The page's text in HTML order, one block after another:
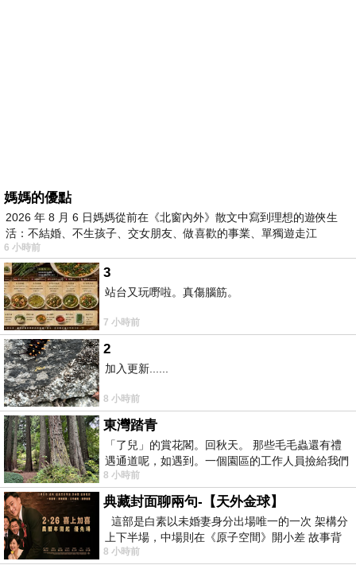
媽媽的優點
2026 年 8 月 6 日媽媽從前在《北窗內外》散文中寫到理想的遊俠生
活：不結婚、不生孩子、交女朋友、做喜歡的事業、單獨遊走江
湖⋯⋯，
6 小時前
3
站台又玩嘢啦。真傷腦筋。
7 小時前
2
加入更新......
8 小時前
東灣踏青
「了兒」的賞花閣。回秋天。 那些毛毛蟲還有禮
遇通道呢，如遇到。一個園區的工作人員撿給我們
細賞。
8 小時前
典藏封面聊兩句-【天外金球】
這部是白素以未婚妻身分出場唯一的一次 架構分
上下半場，中場則在《原子空間》開小差 故事背
景影射西藏境外流亡 地下組織
8 小時前